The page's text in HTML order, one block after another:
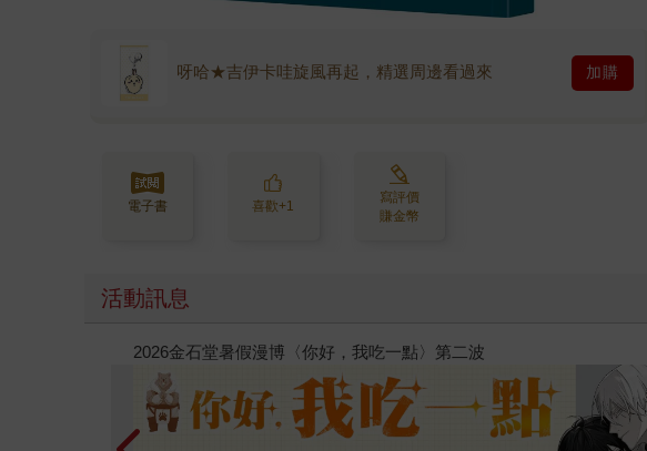
呀哈★吉伊卡哇旋風再起，精選周邊看過來 加購
電子書 喜歡+1
寫評價
賺金幣
活動訊息
春光ｘ奇幻基地｜全書系展